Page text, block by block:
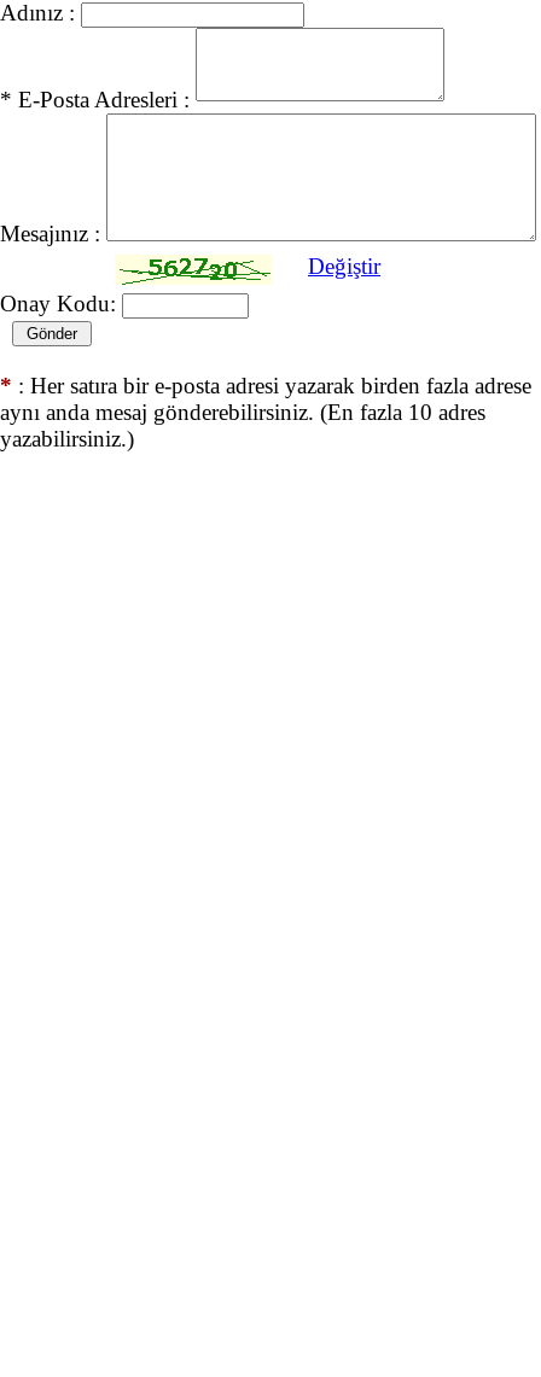
Adınız :
* E-Posta Adresleri :
Mesajınız :
Değiştir
Onay Kodu:
* : Her satıra bir e-posta adresi yazarak birden fazla adrese
aynı anda mesaj gönderebilirsiniz. (En fazla 10 adres
yazabilirsiniz.)